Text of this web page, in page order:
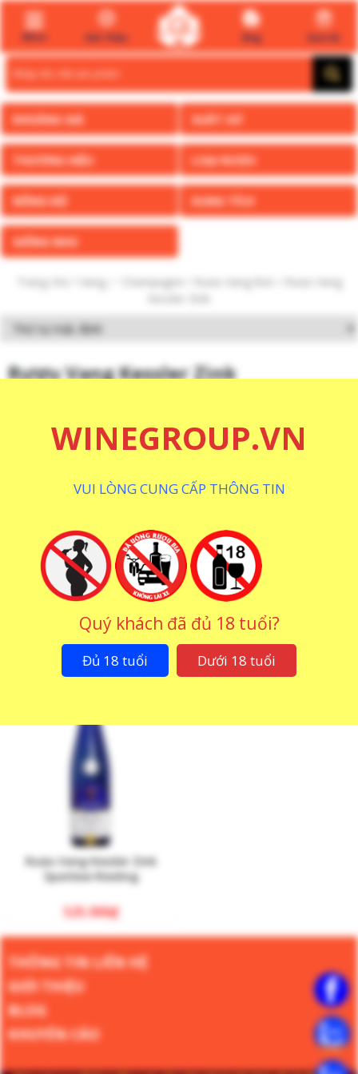
WINEGROUP.VN
VUI LÒNG CUNG CẤP THÔNG TIN
Quý khách đã đủ 18 tuổi?
Đủ 18 tuổi Dưới 18 tuổi
Menu Giới Thiệu Blog Quà tết
Search
for:
KHOẢNG GIÁ XUẤT XỨ
THƯƠNG HIỆU LOẠI RƯỢU
NỒNG ĐỘ DUNG TÍCH
GIỐNG NHO
Trang chủ Vang ✅ Champagne Rượu Vang Đức
/ Rượu Vang
Rượu Vang Kessler Zink
Rượu Vang Kessler Zink
525.000₫
Rượu Vang Kessler Zink
Kessler Silvaner Eiswein
925.000₫
Rượu Vang Kessler Zink
Spatlese Riesling
525.000₫
THÔNG TIN LIÊN HỆ
GIỚI THIỆU
BLOG
KHUYẾN CÁO